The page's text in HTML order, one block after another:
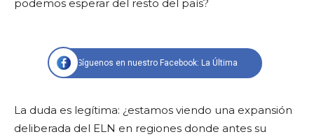
podemos esperar del resto del país?
Síguenos en nuestro Facebook: La Última
La duda es legítima: ¿estamos viendo una expansión
deliberada del ELN en regiones donde antes su